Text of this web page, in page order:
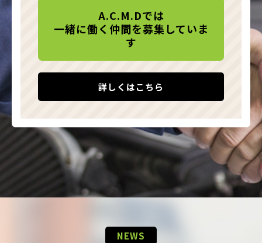
A.C.M.Dでは
一緒に働く仲間を募集していま
す
詳しくはこちら
NEWS